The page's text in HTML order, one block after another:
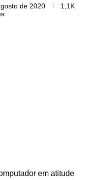
de 2020
1,1K
em atitude